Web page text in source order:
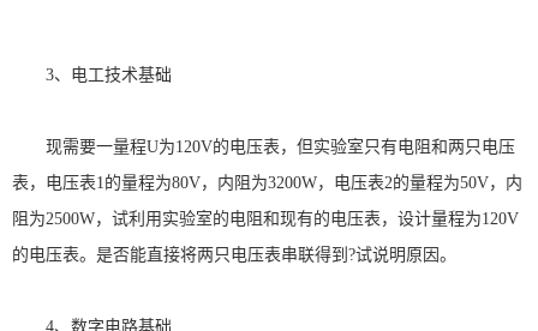
3、电工技术基础
现需要一量程U为120V的电压表，但实验室只有电阻和两只电压
表，电压表1的量程为80V，内阻为3200W，电压表2的量程为50V，内
阻为2500W，试利用实验室的电阻和现有的电压表，设计量程为120V
的电压表。是否能直接将两只电压表串联得到 ?试说明原因。
4、数字电路基础